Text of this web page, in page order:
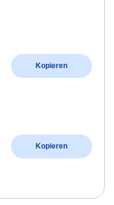
Kopieren
Kopieren